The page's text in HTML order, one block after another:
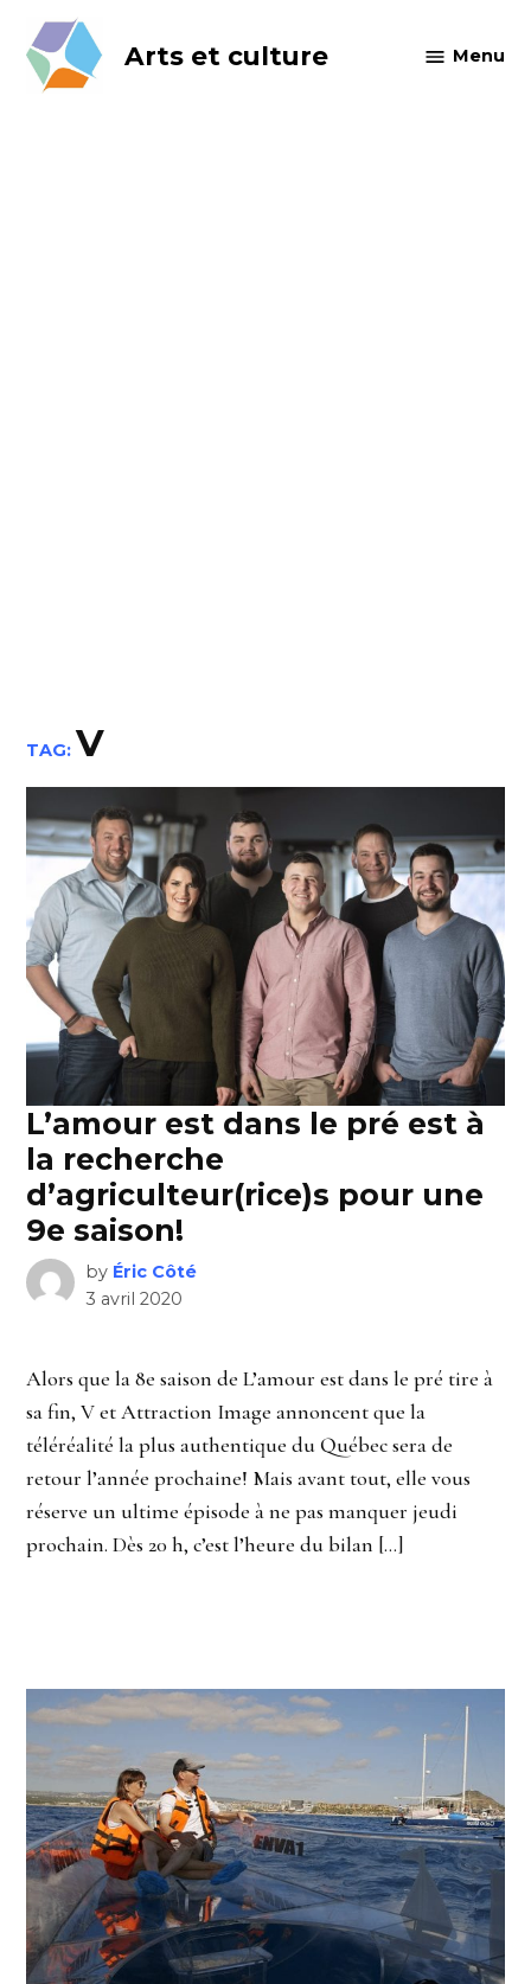
content
Arts et culture Menu
TAG: V
L’amour est dans le pré est à
la recherche
d’agriculteur(rice)s pour une
9e saison!
by Éric Côté
3 avril 2020
Alors que la 8e saison de L’amour est dans le pré tire à
sa fin, V et Attraction Image annoncent que la
téléréalité la plus authentique du Québec sera de
retour l’année prochaine! Mais avant tout, elle vous
réserve un ultime épisode à ne pas manquer jeudi
prochain. Dès 20 h, c’est l’heure du bilan […]